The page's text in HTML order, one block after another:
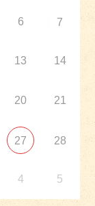
6 7
13 14
20 21
27 28
4 5